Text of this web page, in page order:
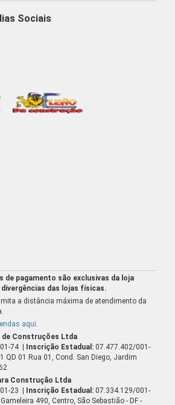
Sociais
de pagamento são exclusivas da loja
das lojas físicas.
a distância máxima de atendimento da
aqui
Construções Ltda
74 | Inscrição Estadual: 07.477.402/001-
QD 01 Rua 01, Cond. San Diego, Jardim
Construção Ltda
23 | Inscrição Estadual: 07.334.129/001-
490, Centro, São Sebastião - DF -